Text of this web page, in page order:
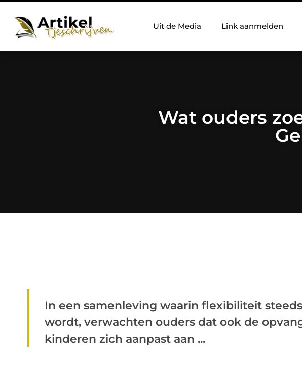
Uit de Media Link aanmelden
Wat ouders
In een samenleving waarin flexibiliteit
wordt, verwachten ouders dat ook de
kinderen zich aanpast aan ...